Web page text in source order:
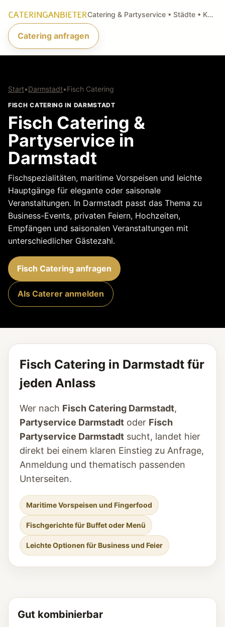
Catering & Partyservice • Städte • Küchenarten • Anfragen
Catering anfragen
Start•Darmstadt•Fisch Catering
FISCH CATERING IN DARMSTADT
Fisch Catering &
Partyservice in
Darmstadt
Fischspezialitäten, maritime Vorspeisen und leichte
Hauptgänge für elegante oder saisonale
Veranstaltungen. In Darmstadt passt das Thema zu
Business-Events, privaten Feiern, Hochzeiten,
Empfängen und saisonalen Veranstaltungen mit
unterschiedlicher Gästezahl.
Fisch Catering anfragen
Als Caterer anmelden
Fisch Catering in Darmstadt für
jeden Anlass
Wer nach Fisch Catering Darmstadt,
Partyservice Darmstadt oder Fisch
Partyservice Darmstadt sucht, landet hier
direkt bei einem klaren Einstieg zu Anfrage,
Anmeldung und thematisch passenden
Unterseiten.
Maritime Vorspeisen und Fingerfood
Fischgerichte für Buffet oder Menü
Leichte Optionen für Business und Feier
Gut kombinierbar